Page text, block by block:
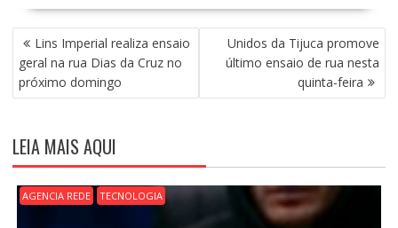
N
A
V
E
A
Ç
Ã
O
D
Lins Imperial realiza ensaio
geral na rua Dias da Cruz no
próximo domingo
Unidos da Tijuca promove
último ensaio de rua nesta
quinta-feira
LEIA MAIS AQUI
AGENCIA REDE TECNOLOGIA